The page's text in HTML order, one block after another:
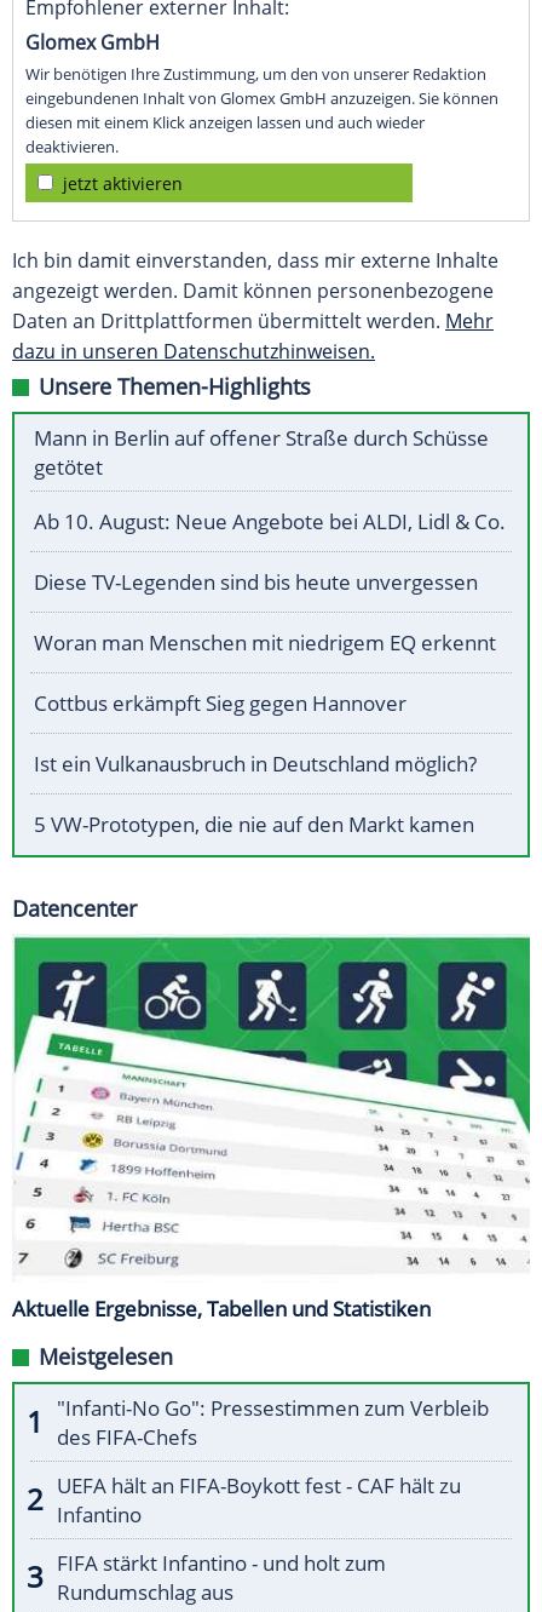
Empfohlener externer Inhalt:
Glomex GmbH
Wir benötigen Ihre Zustimmung, um den von unserer Redaktion
eingebundenen Inhalt von Glomex GmbH anzuzeigen. Sie können
diesen mit einem Klick anzeigen lassen und auch wieder
deaktivieren.
jetzt aktivieren
Ich bin damit einverstanden, dass mir externe Inhalte
angezeigt werden. Damit können personenbezogene
Daten an Drittplattformen übermittelt werden. Mehr
dazu in unseren Datenschutzhinweisen.
Unsere Themen-Highlights
Mann in Berlin auf offener Straße durch Schüsse
getötet
Ab 10. August: Neue Angebote bei ALDI, Lidl & Co.
Diese TV-Legenden sind bis heute unvergessen
Woran man Menschen mit niedrigem EQ erkennt
Cottbus erkämpft Sieg gegen Hannover
Ist ein Vulkanausbruch in Deutschland möglich?
5 VW-Prototypen, die nie auf den Markt kamen
Datencenter
Aktuelle Ergebnisse, Tabellen und Statistiken
Meistgelesen
"Infanti-No Go": Pressestimmen zum Verbleib
des FIFA-Chefs
UEFA hält an FIFA-Boykott fest - CAF hält zu
Infantino
FIFA stärkt Infantino - und holt zum
Rundumschlag aus